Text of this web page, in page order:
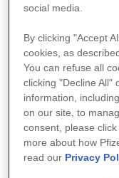
Klinische studies
social media.
By clicking "Accept
cookies, as
You can refuse all
clicking "Decline All"
information,
on our site, to
consent, please click
more about how
read our Privacy